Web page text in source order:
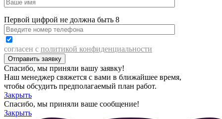
Первой цифрой не должна быть 8
согласен с политикой конфиденциальности
Спасибо, мы приняли вашу заявку!
Наш менеджер свяжется с вами в ближайшее время,
чтобы обсудить предполагаемый план работ.
Закрыть
Спасибо, мы приняли ваше сообщение!
Закрыть